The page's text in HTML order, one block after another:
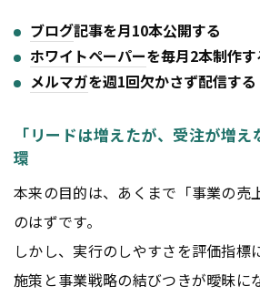
ブログ記事を月10本公開する
ホワイトペーパーを毎月2本制作す
メルマガを週1回欠かさず配信する
「リードは増えたが、受注が増
環
本来の目的は、あくまで「事業の売
のはずです。
しかし、実行のしやすさを評価指標
施策と事業戦略の結びつきが曖昧に